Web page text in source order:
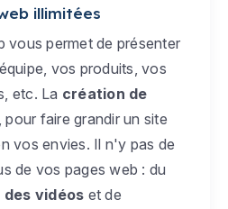
illimitées
vous permet de présenter
vos produits, vos
etc. La création de
pour faire grandir un site
vos envies. Il n'y pas de
de vos pages web : du
vidéos et de